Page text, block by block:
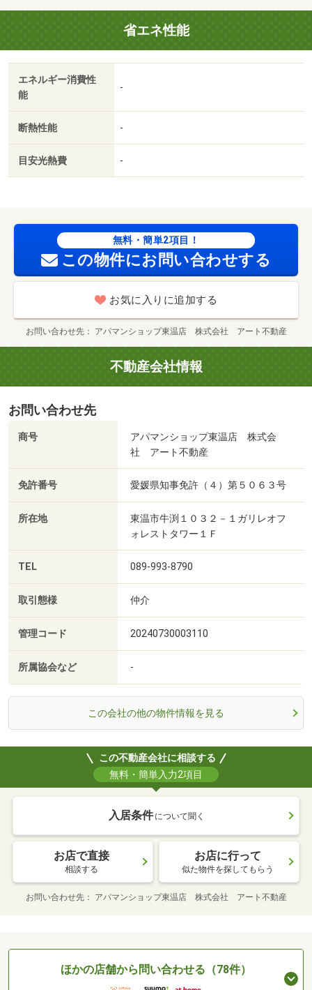
場：有/消毒施工料（当社扱）（入居時のみ） 17050円/消
毒施工料（当社扱）（入居時のみ）（課税対象） 17050円
省エネ性能
エネルギー消費性
能
-
断熱性能 -
目安光熱費 -
無料・簡単2項目！
この物件にお問い合わせする
お気に入りに追加する
お問い合わせ先 アパマンショップ東温店 株式会社 アート不動産
不動産会社情報
お問い合わせ先
商号
アパマンショップ東温店 株式会
社 アート不動産
免許番号 愛媛県知事免許（４）第５０６３号
所在地
東温市牛渕１０３２－１ガリレオフ
ォレストタワー１Ｆ
TEL 089-993-8790
取引態様 仲介
管理コード 20240730003110
所属協会など -
この会社の他の物件情報を見る
この不動産会社に相談する
無料・簡単入力2項目
入居条件 について聞く
お店で直接
相談する
お店に行って
似た物件を探してもらう
お問い合わせ先 アパマンショップ東温店 株式会社 アート不動産
ほかの店舗から問い合わせる（78件）